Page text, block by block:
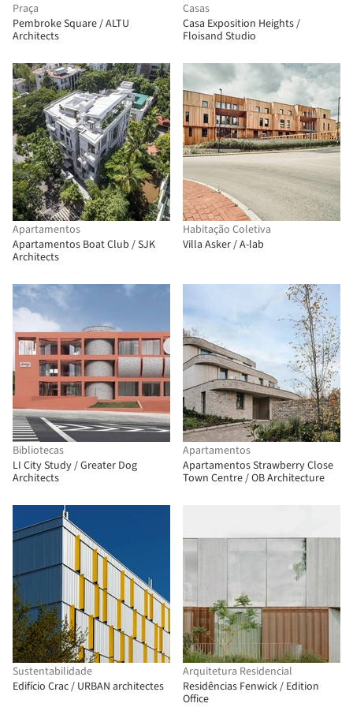
Praça
Pembroke Square / ALTU
Architects
Casas
Casa Exposition Heights /
Floisand Studio
Apartamentos
Apartamentos Boat Club / SJK
Architects
Habitação Coletiva
Villa Asker / A-lab
Bibliotecas
LI City Study / Greater Dog
Architects
Apartamentos
Apartamentos Strawberry Close
Town Centre / OB Architecture
Sustentabilidade
Edifício Crac / URBAN architectes
Arquitetura Residencial
Residências Fenwick / Edition
Office